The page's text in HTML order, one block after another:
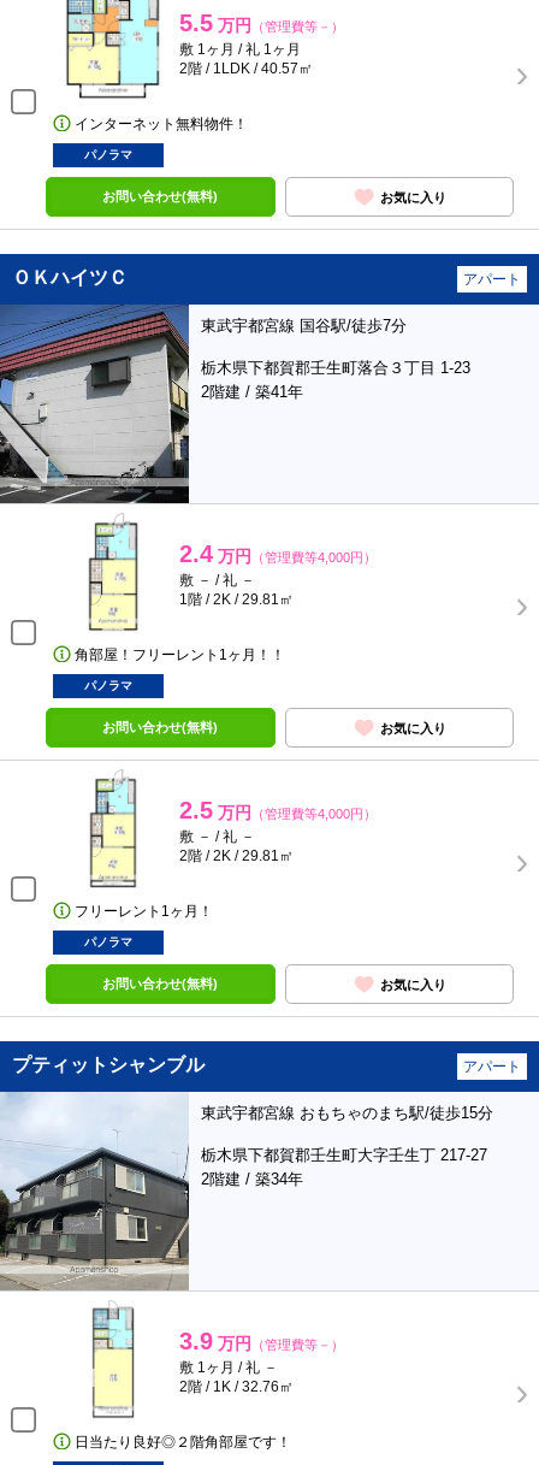
5.5 万円 （管理費等－）
敷 1ヶ月 / 礼 1ヶ月
2階 / 1LDK / 40.57㎡
インターネット無料物件！
パノラマ
お問い合わせ(無料) お気に入り
ＯＫハイツＣ アパート
東武宇都宮線 国谷駅/徒歩7分
栃木県下都賀郡壬生町落合３丁目 1-23
2階建 / 築41年
2.4 万円 （管理費等4,000円）
敷 － / 礼 －
1階 / 2K / 29.81㎡
角部屋！フリーレント1ヶ月！！
パノラマ
お問い合わせ(無料) お気に入り
2.5 万円 （管理費等4,000円）
敷 － / 礼 －
2階 / 2K / 29.81㎡
フリーレント1ヶ月！
パノラマ
お問い合わせ(無料) お気に入り
プティットシャンブル アパート
東武宇都宮線 おもちゃのまち駅/徒歩15分
栃木県下都賀郡壬生町大字壬生丁 217-27
2階建 / 築34年
3.9 万円 （管理費等－）
敷 1ヶ月 / 礼 －
2階 / 1K / 32.76㎡
日当たり良好◎２階角部屋です！